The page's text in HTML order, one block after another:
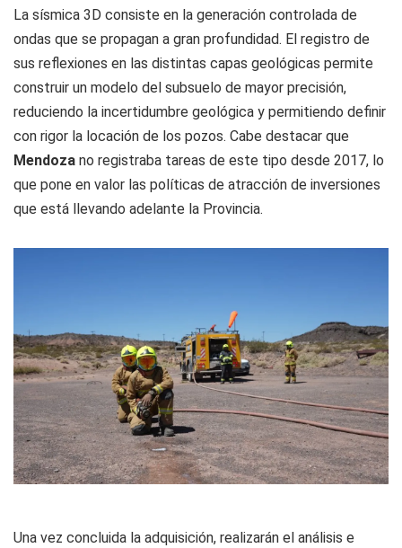
La sísmica 3D consiste en la generación controlada de
ondas que se propagan a gran profundidad. El registro de
sus reflexiones en las distintas capas geológicas permite
construir un modelo del subsuelo de mayor precisión,
reduciendo la incertidumbre geológica y permitiendo definir
con rigor la locación de los pozos. Cabe destacar que
Mendoza no registraba tareas de este tipo desde 2017, lo
que pone en valor las políticas de atracción de inversiones
que está llevando adelante la Provincia.
Una vez concluida la adquisición, realizarán el análisis e